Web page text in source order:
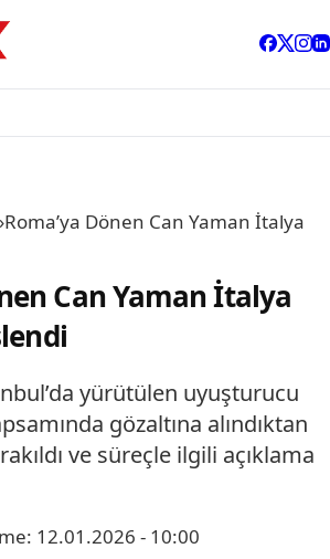
›Roma’ya Dönen Can Yaman İtalya
Can Yaman İtalya
yürütülen uyuşturucu
gözaltına alındıktan
ve süreçle ilgili açıklama
12.01.2026 - 10:00